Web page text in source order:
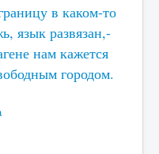
в каком-то
язык развязан,-
нам кажется
городом.